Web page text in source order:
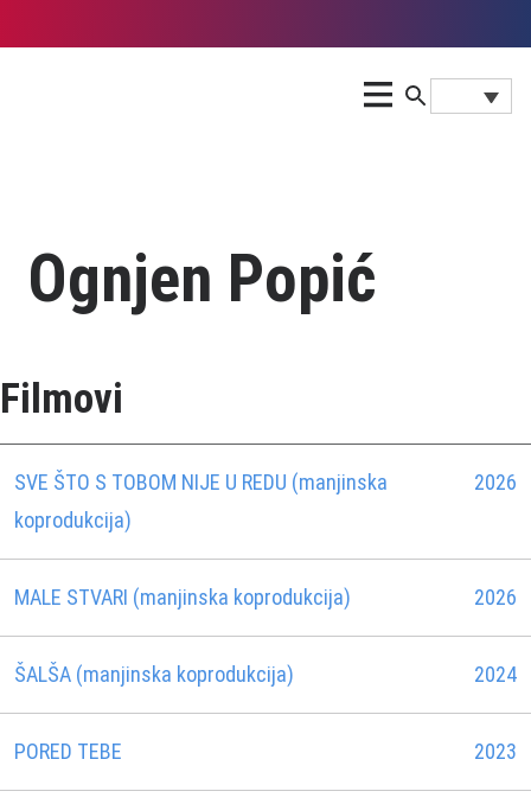
Ognjen Popić
Filmovi
SVE ŠTO S TOBOM NIJE U REDU (manjinska
koprodukcija)
2026
MALE STVARI (manjinska koprodukcija) 2026
ŠALŠA (manjinska koprodukcija) 2024
PORED TEBE 2023